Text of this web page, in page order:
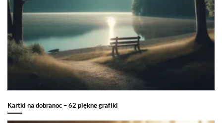
Kartki na dobranoc – 62 piękne grafiki